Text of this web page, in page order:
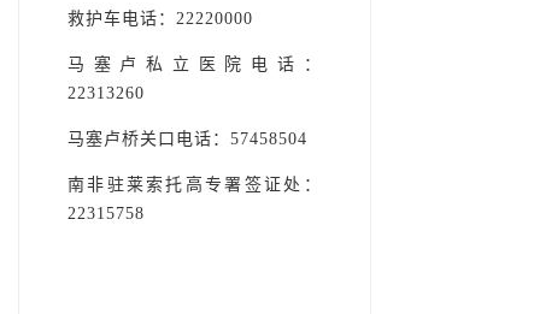
救护车电话：22220000
马塞卢私立医院电话：
22313260
马塞卢桥关口电话：57458504
南非驻莱索托高专署签证处：
22315758